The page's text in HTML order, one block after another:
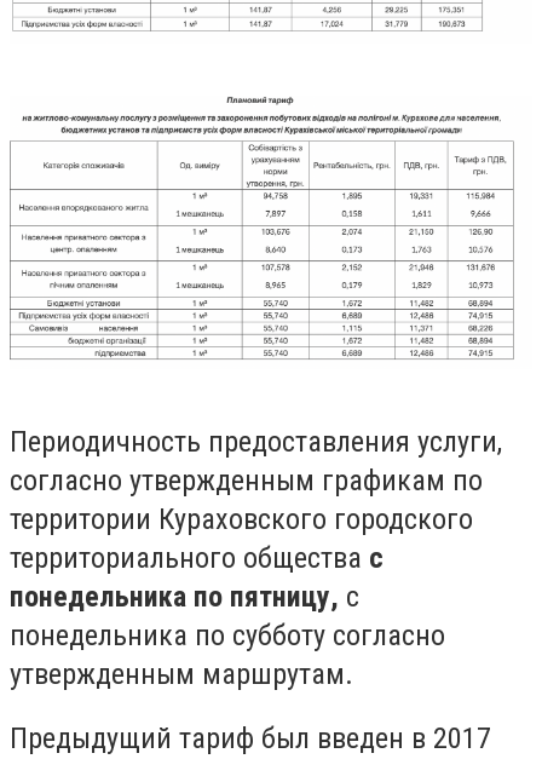
Периодичность предоставления услуги,
согласно утвержденным графикам по
территории Кураховского городского
территориального общества с
понедельника по пятницу, с
понедельника по субботу согласно
утвержденным маршрутам.
Предыдущий тариф был введен в 2017